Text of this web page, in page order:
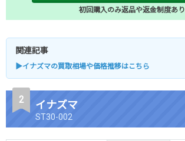
初回購入のみ返品や返金制度あり
関連記事
▶イナズマの買取相場や価格推移はこちら
イナズマ
ST30-002